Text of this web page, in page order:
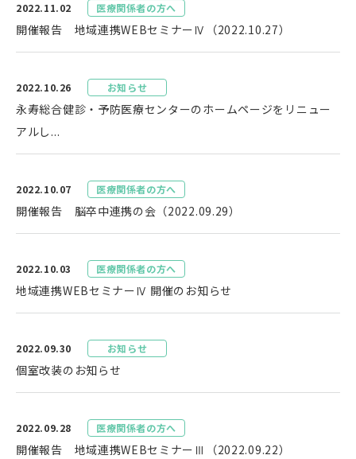
2022.11.02 医療関係者の方へ
開催報告 地域連携WEBセミナーⅣ（2022.10.27）
2022.10.26 お知らせ
永寿総合健診・予防医療センターのホームページをリニュー
アルし...
2022.10.07 医療関係者の方へ
開催報告 脳卒中連携の会（2022.09.29）
2022.10.03 医療関係者の方へ
地域連携WEBセミナーⅣ 開催のお知らせ
2022.09.30 お知らせ
個室改装のお知らせ
2022.09.28 医療関係者の方へ
開催報告 地域連携WEBセミナーⅢ（2022.09.22）